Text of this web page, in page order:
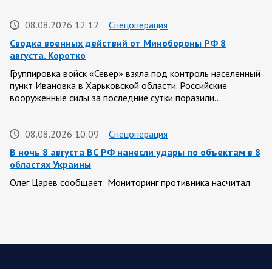
08.08.2026 12:12
Спецоперация
Сводка военных действий от Минобороны РФ 8
августа. Коротко
Группировка войск «Север» взяла под контроль населенный
пункт Ивановка в Харьковской области. Российские
вооруженные силы за последние сутки поразили…
08.08.2026 10:09
Спецоперация
В ночь 8 августа ВС РФ нанесли удары по объектам в 8
областях Украины
Олег Царев сообщает: Мониторинг противника насчитал
08.08.2026 10:05
Спецоперация